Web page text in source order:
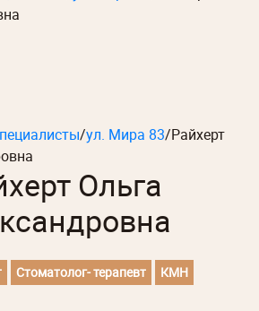
/ул. Мира 83/Райхерт
Ольга
Стоматолог- терапевт КМН